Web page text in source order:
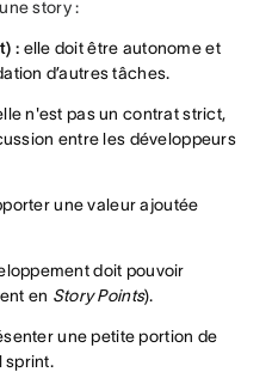
story :
: elle doit être autonome et
d’autres tâches.
n'est pas un contrat strict,
entre les développeurs
une valeur ajoutée
doit pouvoir
en Story Points).
une petite portion de
sprint.